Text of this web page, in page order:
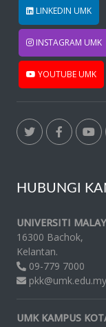
LINKEDIN UMK
INSTAGRAM UMK
YOUTUBE UMK
HUBUNGI
UNIVERSITI
16300 Bachok,
Kelantan.
09-779 7000
pkk@umk.edu.my
UMK KAMPUS